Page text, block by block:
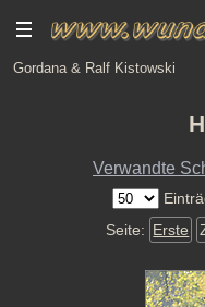
Gordana & Ralf Kistowski
Verwandte
Seite: Erste